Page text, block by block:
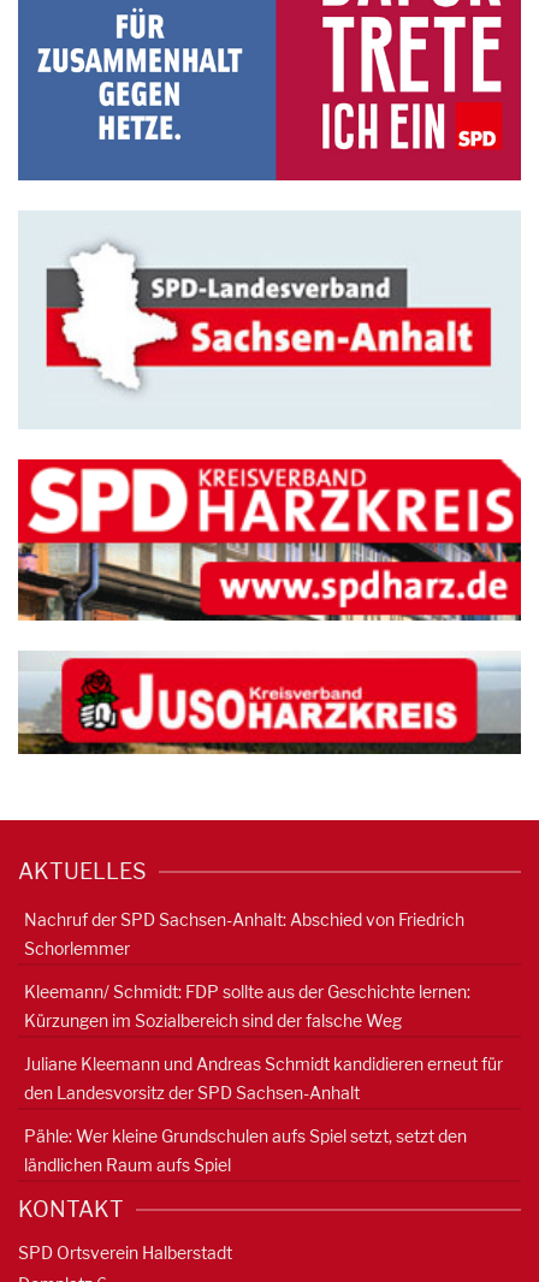
AKTUELLES
Nachruf der SPD Sachsen-Anhalt: Abschied von Friedrich
Schorlemmer
Kleemann/ Schmidt: FDP sollte aus der Geschichte lernen:
Kürzungen im Sozialbereich sind der falsche Weg
Juliane Kleemann und Andreas Schmidt kandidieren erneut für
den Landesvorsitz der SPD Sachsen-Anhalt
Pähle: Wer kleine Grundschulen aufs Spiel setzt, setzt den
ländlichen Raum aufs Spiel
KONTAKT
SPD Ortsverein Halberstadt